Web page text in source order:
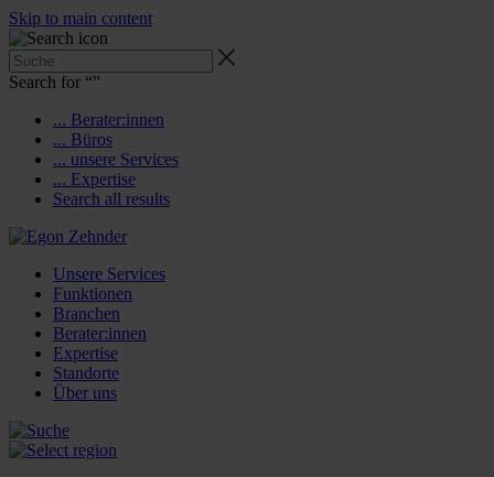
Skip to main content
Search for “”
... Berater:innen
... Büros
... unsere Services
... Expertise
Search all results
Unsere Services
Funktionen
Branchen
Berater:innen
Expertise
Standorte
Über uns